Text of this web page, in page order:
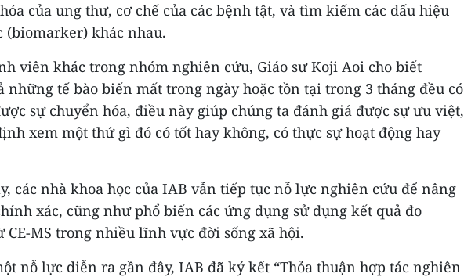
của ung thư, cơ chế của các bệnh tật, và tìm kiếm các dấu hiệu
(biomarker) khác nhau.
viên khác trong nhóm nghiên cứu, Giáo sư Koji Aoi cho biết
những tế bào biến mất trong ngày hoặc tồn tại trong 3 tháng đều có
sự chuyển hóa, điều này giúp chúng ta đánh giá được sự ưu việt,
xem một thứ gì đó có tốt hay không, có thực sự hoạt động hay
các nhà khoa học của IAB vẫn tiếp tục nỗ lực nghiên cứu để nâng
xác, cũng như phổ biến các ứng dụng sử dụng kết quả đo
CE-MS trong nhiều lĩnh vực đời sống xã hội.
nỗ lực diễn ra gần đây, IAB đã ký kết “Thỏa thuận hợp tác nghiên